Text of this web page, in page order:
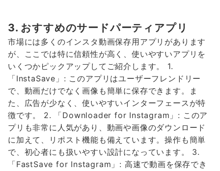
3. おすすめのサードパーティアプリ
市場には多くのインスタ動画保存用アプリがあります
が、ここでは特に信頼性が高く、使いやすいアプリを
いくつかピックアップしてご紹介します。 1.
「InstaSave」: このアプリはユーザーフレンドリー
で、動画だけでなく画像も簡単に保存できます。ま
た、広告が少なく、使いやすいインターフェースが特
徴です。 2. 「Downloader for Instagram」: このア
プリも非常に人気があり、動画や画像のダウンロード
に加えて、リポスト機能も備えています。操作も簡単
で、初心者にも扱いやすい設計になっています。 3.
「FastSave for Instagram」: 高速で動画を保存でき